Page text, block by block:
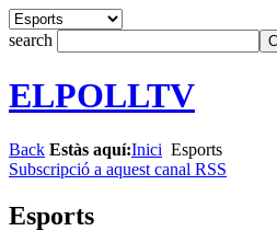
search
ELPOLLTV
Back Estàs aquí:Inici Esports
Subscripció a aquest canal RSS
Esports